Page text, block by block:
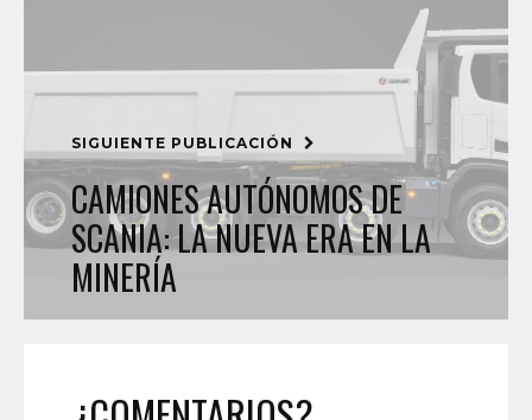
SIGUIENTE PUBLICACIÓN
CAMIONES AUTÓNOMOS DE
SCANIA: LA NUEVA ERA EN LA
MINERÍA